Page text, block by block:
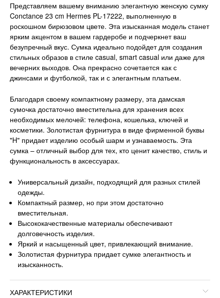
Представляем вашему вниманию элегантную женскую сумку
Conctance 23 cm Hermes PL-17222, выполненную в
роскошном бирюзовом цвете. Эта изысканная модель станет
ярким акцентом в вашем гардеробе и подчеркнет ваш
безупречный вкус. Сумка идеально подойдет для создания
стильных образов в стиле casual, smart casual или даже для
вечерних выходов. Она прекрасно сочетается как с
джинсами и футболкой, так и с элегантным платьем.
Благодаря своему компактному размеру, эта дамская
сумочка достаточно вместительна для хранения всех
необходимых мелочей: телефона, кошелька, ключей и
косметики. Золотистая фурнитура в виде фирменной буквы
"H" придает изделию особый шарм и узнаваемость. Эта
сумка – отличный выбор для тех, кто ценит качество, стиль и
функциональность в аксессуарах.
Универсальный дизайн, подходящий для разных стилей
одежды.
Компактный размер, но при этом достаточно
вместительная.
Высококачественные материалы обеспечивают
долговечность изделия.
Яркий и насыщенный цвет, привлекающий внимание.
Золотистая фурнитура придает сумке элегантность и
изысканность.
ХАРАКТЕРИСТИКИ